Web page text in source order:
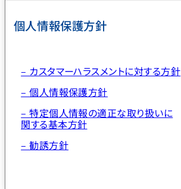
個人情報保護方針
– カスタマーハラスメントに対する方針
– 個人情報保護方針
– 特定個人情報の適正な取り扱いに
関する基本方針
– 勧誘方針